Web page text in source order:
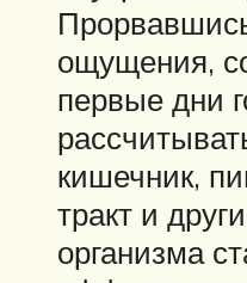
ощущения,
первые дни
кишечник,
тракт и
организма